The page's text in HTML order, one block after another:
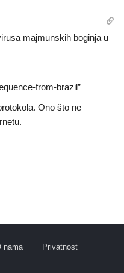
majmunskih boginja u
from-brazil”
Ono što ne
nama Privatnost